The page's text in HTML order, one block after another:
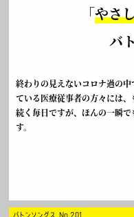
「やさ
バ
終わりの見えないコロナ過の
ている医療従事者の方々には
続く毎日ですが、ほんの一瞬
す。
バトンソングス No.201